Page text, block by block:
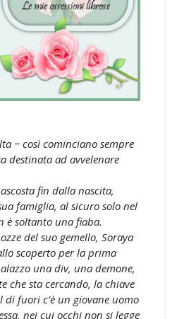
− così cominciano sempre
destinata ad avvelenare
fin dalla nascita,
famiglia, al sicuro solo nel
è soltanto una fiaba.
del suo gemello, Soraya
scoperto per la prima
una div, una demone,
che sta cercando, la chiave
fuori c’è un giovane uomo
nei cui occhi non si legge